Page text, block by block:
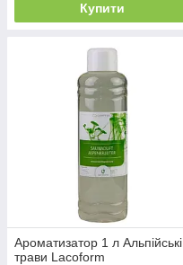
Купити
Ароматизатор 1 л Альпійські
трави Lacoform